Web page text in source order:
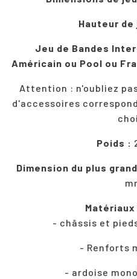
Hauteur de
Jeu de Bandes
Américain ou Pool ou
Attention : n'oubliez
d'accessoires
Poids :
Dimension du plus
- châssis et
- Renforts
- ardoise